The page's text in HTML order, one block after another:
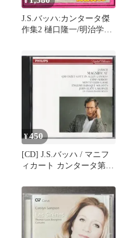
J.S.バッハ:カンタータ傑
作集2 樋口隆一/明治学院
¥450
[CD] J.S.バッハ / マニフ
ィカート カンタータ第51